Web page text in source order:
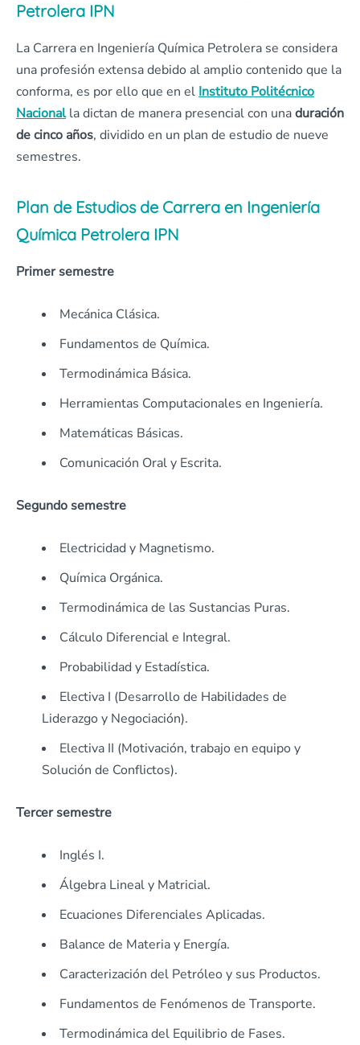
Petrolera IPN
La Carrera en Ingeniería Química Petrolera se considera
una profesión extensa debido al amplio contenido que la
conforma, es por ello que en el Instituto Politécnico
Nacionalla dictan de manera presencial con unaduración
de cinco años, dividido en un plan de estudio de nueve
semestres.
Plan de Estudios de Carrera en Ingeniería
Química Petrolera IPN
Primer semestre
Mecánica Clásica.
Fundamentos de Química.
Termodinámica Básica.
Herramientas Computacionales en Ingeniería.
Matemáticas Básicas.
Comunicación Oral y Escrita.
Segundo semestre
Electricidad y Magnetismo.
Química Orgánica.
Termodinámica de las Sustancias Puras.
Cálculo Diferencial e Integral.
Probabilidad y Estadística.
Electiva I (Desarrollo de Habilidades de
Liderazgo y Negociación).
Electiva II (Motivación, trabajo en equipo y
Solución de Conflictos).
Tercer semestre
Inglés I.
Álgebra Lineal y Matricial.
Ecuaciones Diferenciales Aplicadas.
Balance de Materia y Energía.
Caracterización del Petróleo y sus Productos.
Fundamentos de Fenómenos de Transporte.
Termodinámica del Equilibrio de Fases.